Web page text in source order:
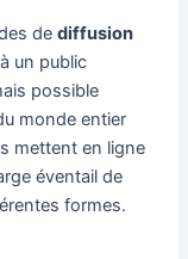
dediffusion
un public
possible
monde entier
mettent en ligne
éventail de
formes.